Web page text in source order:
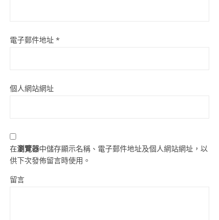
電子郵件地址 *
個人網站網址
在瀏覽器中儲存顯示名稱、電子郵件地址及個人網站網址，以
供下次發佈留言時使用。
留言